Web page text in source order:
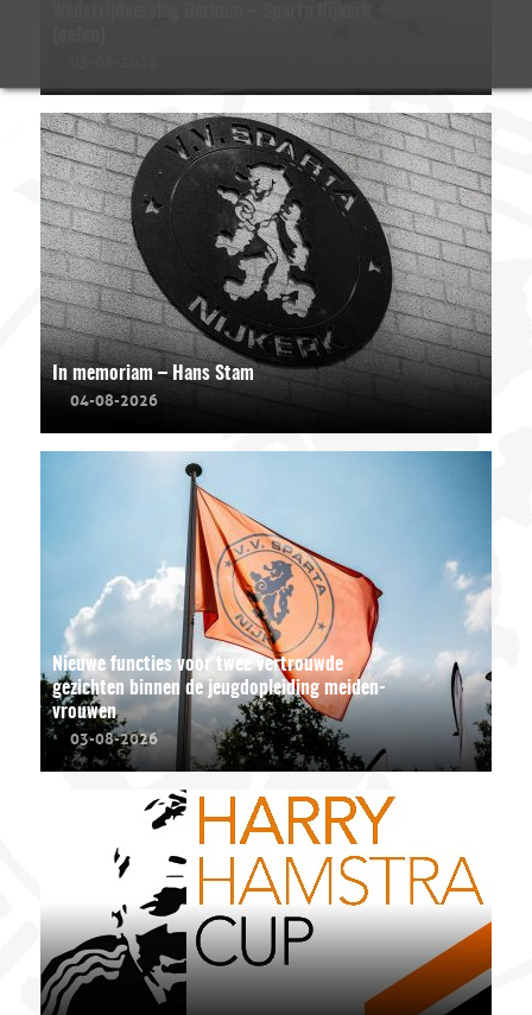
In memoriam – Hans Stam
04-08-2026
Nieuwe functies voor twee vertrouwde
gezichten binnen de jeugdopleiding meiden-
vrouwen
03-08-2026